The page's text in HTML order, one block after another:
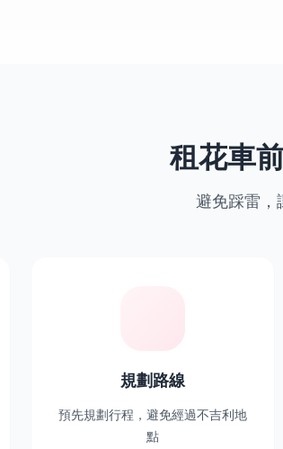
租花車
避免踩雷，
規劃路線
預先規劃行程，避免經過不吉利地
點